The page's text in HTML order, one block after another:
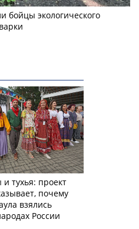
бойцы экологического
тухья: проект
почему
взялись
России